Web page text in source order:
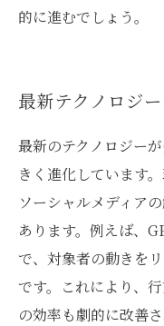
的に進むでしょう。
最新テクノロジ
最新のテクノロジー
きく進化しています
ソーシャルメディア
あります。例えば、
で、対象者の動きを
です。これにより、
の効率も劇的に改善